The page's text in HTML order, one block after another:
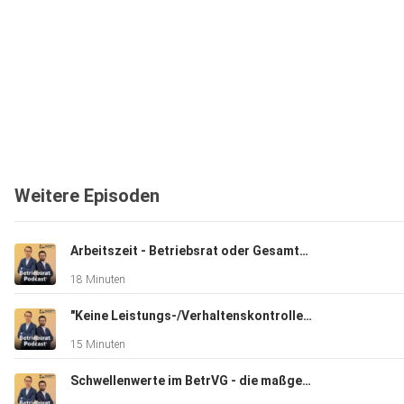
Weitere Episoden
Arbeitszeit - Betriebsrat oder Gesamtbetriebsrat zuständig? (LAG Rheinl.-Pf.)
18 Minuten
"Keine Leistungs-/Verhaltenskontrolle" - Freifahrtschein für Arbeitgeber?
15 Minuten
Schwellenwerte im BetrVG - die maßgeblichen Stichtage